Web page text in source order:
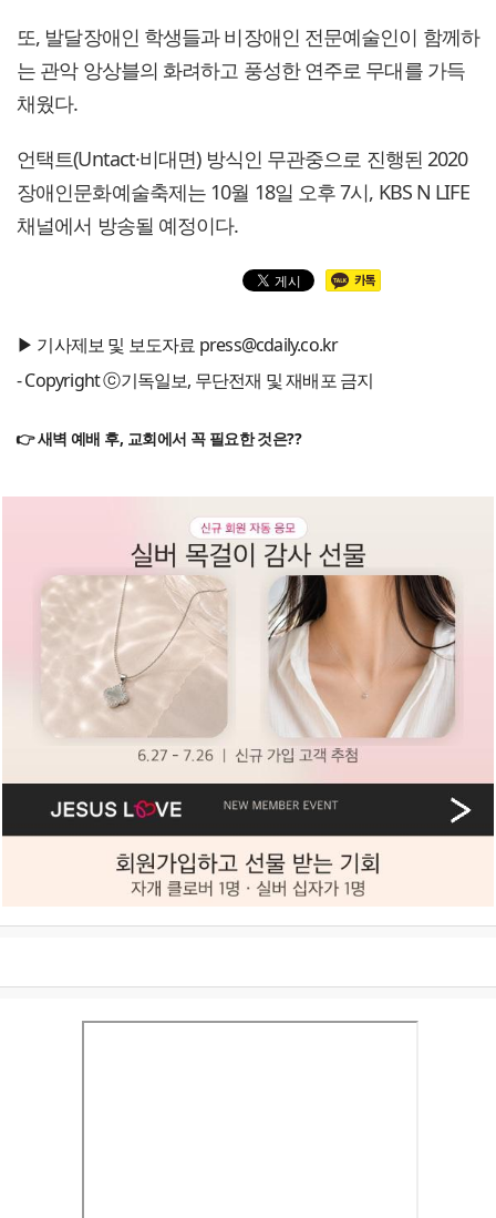
또, 발달장애인 학생들과 비장애인 전문예술인이 함께하
는 관악 앙상블의 화려하고 풍성한 연주로 무대를 가득
채웠다.
언택트(Untact·비대면) 방식인 무관중으로 진행된 2020
장애인문화예술축제는 10월 18일 오후 7시, KBS N LIFE
채널에서 방송될 예정이다.
▶ 기사제보 및 보도자료 press@cdaily.co.kr
- Copyright ⓒ기독일보, 무단전재 및 재배포 금지
👉 새벽 예배 후, 교회에서 꼭 필요한 것은??